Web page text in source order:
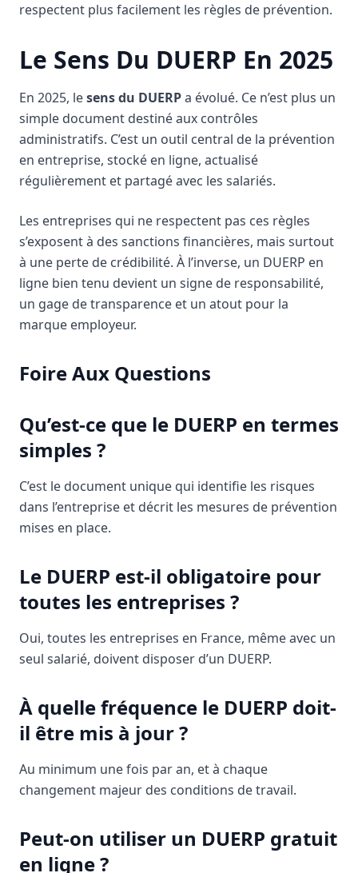
respectent plus facilement les règles de prévention.
Le Sens Du DUERP En 2025
En 2025, lesens du DUERPa évolué. Ce n’est plus un
simple document destiné aux contrôles
administratifs. C’est un outil central de la prévention
en entreprise, stocké en ligne, actualisé
régulièrement et partagé avec les salariés.
Les entreprises qui ne respectent pas ces règles
s’exposent à des sanctions financières, mais surtout
à une perte de crédibilité. À l’inverse, un DUERP en
ligne bien tenu devient un signe de responsabilité,
un gage de transparence et un atout pour la
marque employeur.
Foire Aux Questions
Qu’est-ce que le DUERP en termes
simples ?
C’est le document unique qui identifie les risques
dans l’entreprise et décrit les mesures de prévention
mises en place.
Le DUERP est-il obligatoire pour
toutes les entreprises ?
Oui, toutes les entreprises en France, même avec un
seul salarié, doivent disposer d’un DUERP.
À quelle fréquence le DUERP doit-
il être mis à jour ?
Au minimum une fois par an, et à chaque
changement majeur des conditions de travail.
Peut-on utiliser un DUERP gratuit
en ligne ?